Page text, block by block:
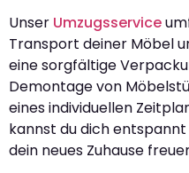
Unser Umzugsservice
Transport deiner Möbel
eine sorgfältige
Demontage von
eines individuellen
kannst du dich
dein neues Zuhause